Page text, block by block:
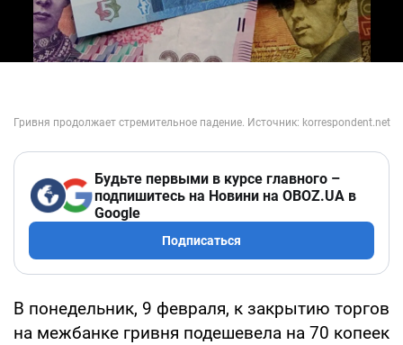
Будьте первыми в курсе главного –
подпишитесь на Новини на OBOZ.UA в
Google
Подписаться
В понедельник, 9 февраля, к закрытию торгов
на межбанке гривня подешевела на 70 копеек